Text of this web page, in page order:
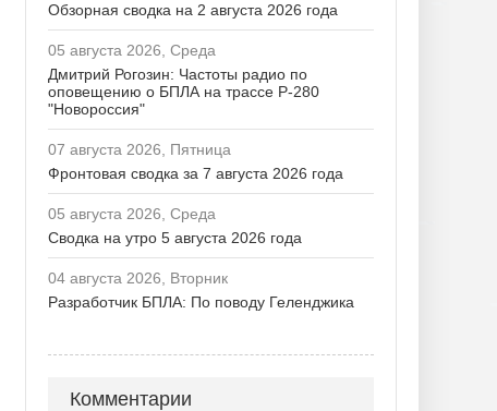
Обзорная сводка на 2 августа 2026 года
05 августа 2026, Среда
Дмитрий Рогозин: Частоты радио по
оповещению о БПЛА на трассе Р-280
"Новороссия"
07 августа 2026, Пятница
Фронтовая сводка за 7 августа 2026 года
05 августа 2026, Среда
Сводка на утро 5 августа 2026 года
04 августа 2026, Вторник
Разработчик БПЛА: По поводу Геленджика
Комментарии